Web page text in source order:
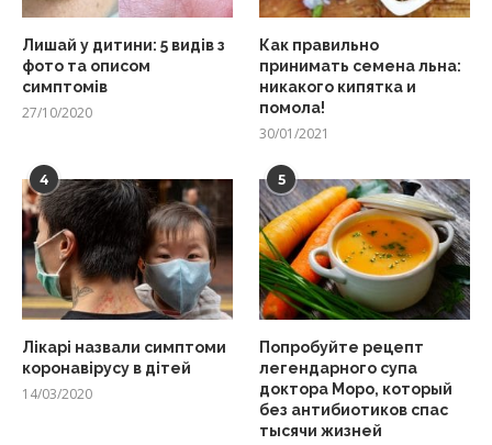
Лишай у дитини: 5 видів з
фото та описом
симптомів
27/10/2020
Как правильно
принимать семена льна:
никакого кипятка и
помола!
30/01/2021
4
Лікарі назвали симптоми
коронавірусу в дітей
14/03/2020
5
Попробуйте рецепт
легендарного супа
доктора Моро, который
без антибиотиков спас
тысячи жизней